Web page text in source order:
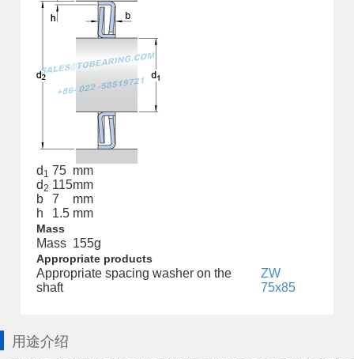
d 1 75 mm
d2 115mm
b
7
mm
h
1.5 mm
Mass
Mass 155g
Appropriate products
Appropriate spacing washer on the
shaft
ZW
75x85
用途介绍